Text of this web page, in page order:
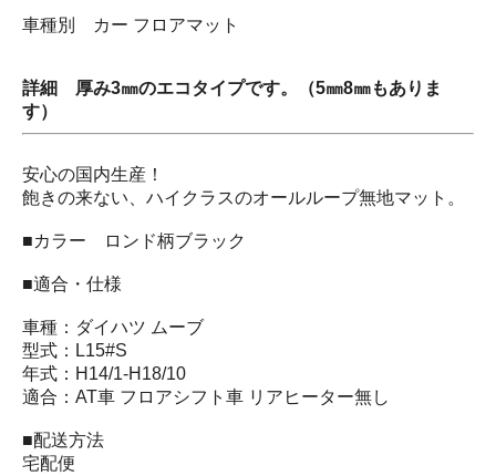
車種別 カー フロアマット
詳細 厚み3㎜のエコタイプです。（5㎜8㎜もありま
す）
安心の国内生産！
飽きの来ない、ハイクラスのオールループ無地マット。
■カラー ロンド柄ブラック
■適合・仕様
車種：ダイハツ ムーブ
型式：L15#S
年式：H14/1-H18/10
適合：AT車 フロアシフト車 リアヒーター無し
■配送方法
宅配便